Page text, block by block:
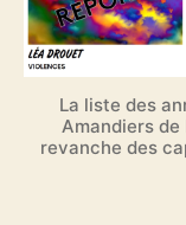
La liste des
Amandiers
revanche des